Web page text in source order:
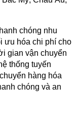
chóng nhu
ưu hóa chi phí cho
gian vận chuyển
thống tuyến
hàng hóa
chóng và an